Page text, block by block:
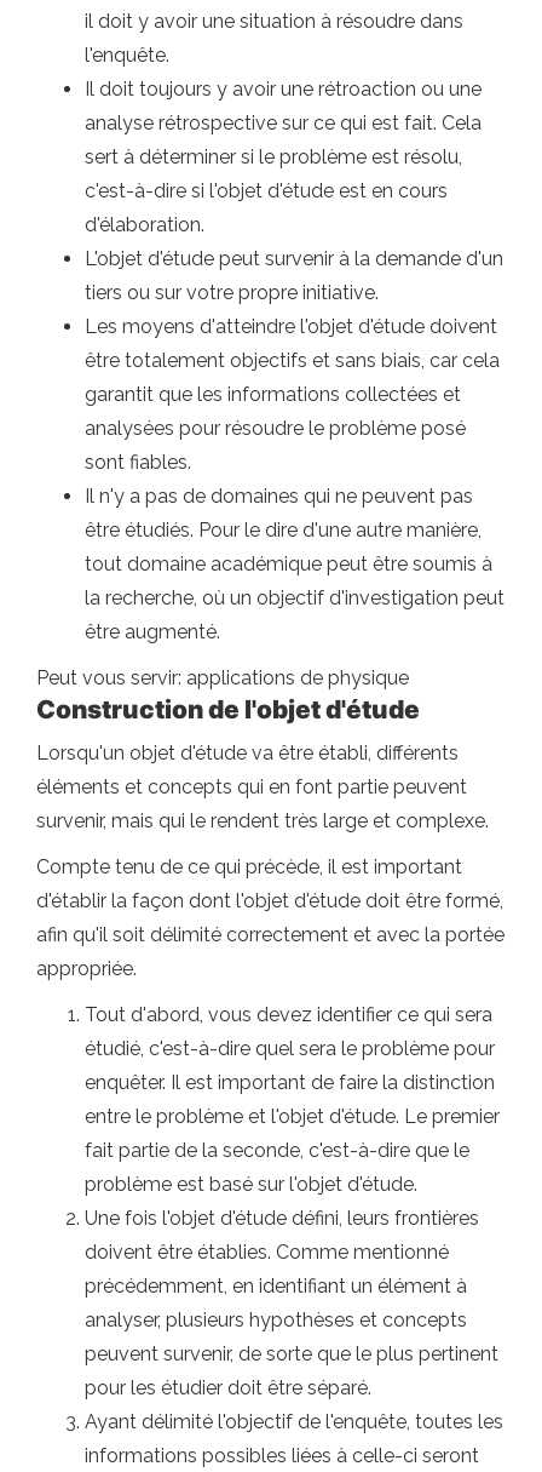
il doit y avoir une situation à résoudre dans
l'enquête.
Il doit toujours y avoir une rétroaction ou une
analyse rétrospective sur ce qui est fait. Cela
sert à déterminer si le problème est résolu,
c'est-à-dire si l'objet d'étude est en cours
d'élaboration.
L'objet d'étude peut survenir à la demande d'un
tiers ou sur votre propre initiative.
Les moyens d'atteindre l'objet d'étude doivent
être totalement objectifs et sans biais, car cela
garantit que les informations collectées et
analysées pour résoudre le problème posé
sont fiables.
Il n'y a pas de domaines qui ne peuvent pas
être étudiés. Pour le dire d'une autre manière,
tout domaine académique peut être soumis à
la recherche, où un objectif d'investigation peut
être augmenté.
Peut vous servir: applications de physique
Construction de l'objet d'étude
Lorsqu'un objet d'étude va être établi, différents
éléments et concepts qui en font partie peuvent
survenir, mais qui le rendent très large et complexe.
Compte tenu de ce qui précède, il est important
d'établir la façon dont l'objet d'étude doit être formé,
afin qu'il soit délimité correctement et avec la portée
appropriée.
Tout d'abord, vous devez identifier ce qui sera
étudié, c'est-à-dire quel sera le problème pour
enquêter. Il est important de faire la distinction
entre le problème et l'objet d'étude. Le premier
fait partie de la seconde, c'est-à-dire que le
problème est basé sur l'objet d'étude.
Une fois l'objet d'étude défini, leurs frontières
doivent être établies. Comme mentionné
précédemment, en identifiant un élément à
analyser, plusieurs hypothèses et concepts
peuvent survenir, de sorte que le plus pertinent
pour les étudier doit être séparé.
Ayant délimité l'objectif de l'enquête, toutes les
informations possibles liées à celle-ci seront